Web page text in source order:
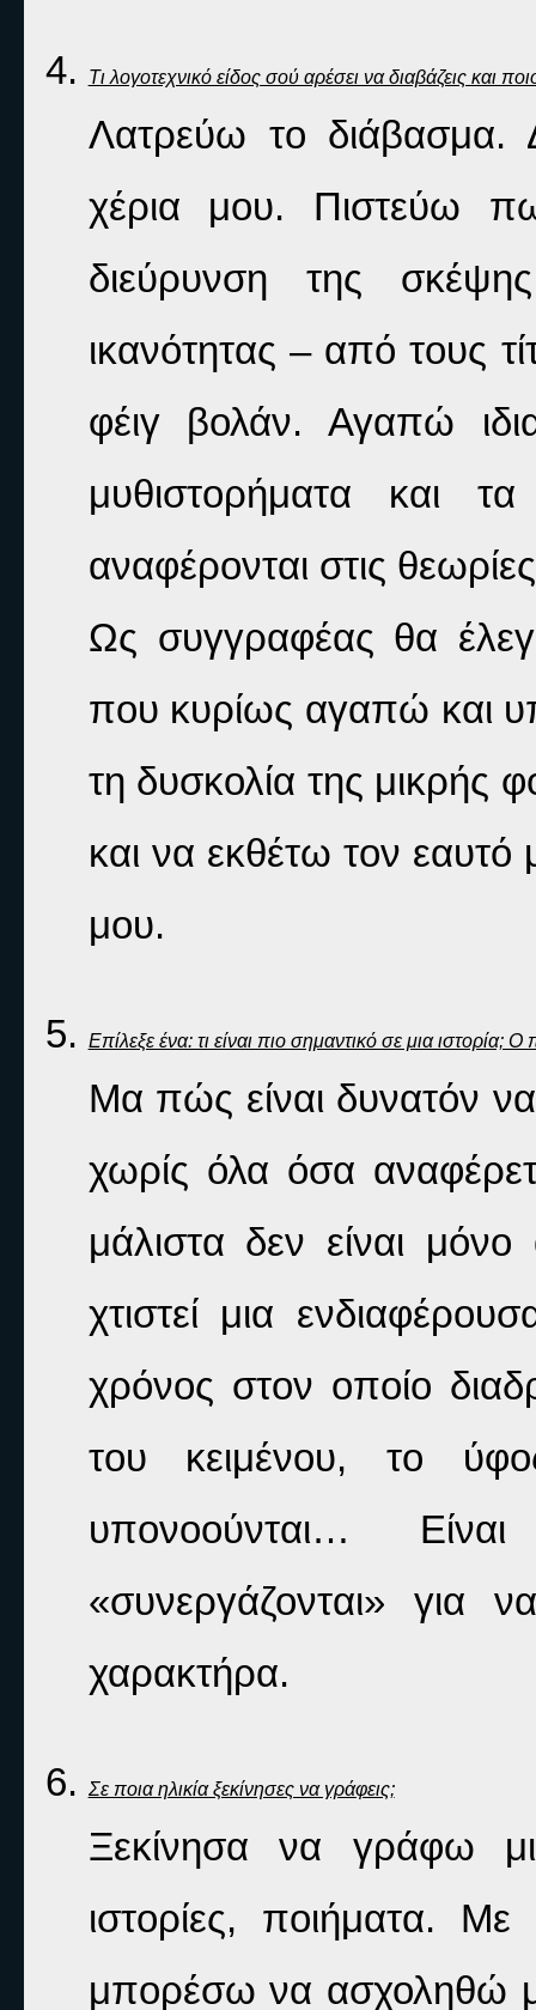
Τι λογοτεχνικό είδος σού αρέσει να διαβάζεις και
Λατρεύω το διάβασμα.
χέρια μου. Πιστεύω
διεύρυνση της
ικανότητας – από τους
φέιγ βολάν. Αγαπώ
μυθιστορήματα και
αναφέρονται στις
Ως συγγραφέας θα
που κυρίως αγαπώ και
τη δυσκολία της
και να εκθέτω τον εαυτό
μου.
Επίλεξε ένα: τι είναι πιο σημαντικό σε μια
Μα πώς είναι δυνατόν να
χωρίς όλα όσα
μάλιστα δεν είναι
χτιστεί μια
χρόνος στον οποίο
του κειμένου, το
υπονοούνται…
«συνεργάζονται» για
χαρακτήρα.
Σε ποια ηλικία ξεκίνησες να γράφεις;
Ξεκίνησα να γράφω
ιστορίες, ποιήματα.
μπορέσω να ασχοληθώ